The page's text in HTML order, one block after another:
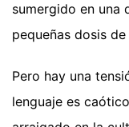
sumergido en una
pequeñas dosis
Pero hay una
lenguaje es